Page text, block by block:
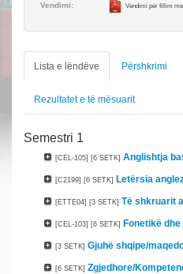
Vendimi: Vendimi për fillim
Lista e lëndëve Përshkrimi
Rezultatet e të mësuarit
Semestri 1
[CEL-105] [6 SETK] Anglishtja
[C2199] [6 SETK] Letërsia
[ETTE04] [3 SETK] Të shkruarit
[CEL-103] [6 SETK] Fonetikë
[3 SETK] Gjuhë shqipe/
[6 SETK] Zgjedhore/